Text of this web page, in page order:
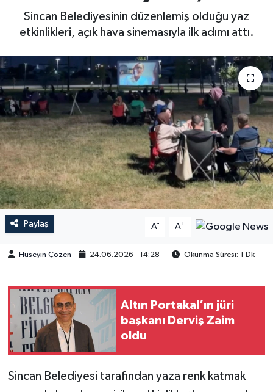
Sincan Belediyesinin düzenlemiş olduğu yaz
etkinlikleri, açık hava sinemasıyla ilk adımı attı.
Paylaş A- A+
Hüseyin Çözen 24.06.2026 - 14:28 Okunma Süresi: 1 Dk
Altın Portakal’ın jüri
başkanı Derviş Zaim
oldu
Sincan Belediyesi tarafından yaza renk katmak